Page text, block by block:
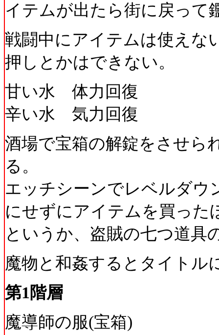
イテムが出たら街に戻って
戦闘中にアイテムは使えな
押しとかはできない。
甘い水 体力回復
辛い水 気力回復
酒場で宝箱の解錠をさせら
る。
エッチシーンでレベルダウ
にせずにアイテムを買った
というか、盗賊の七つ道具
魔物と和姦するとタイトル
第1階層
魔導師の服(宝箱)